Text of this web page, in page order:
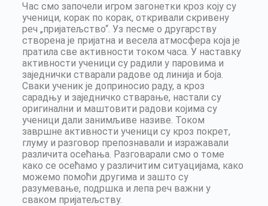
Час смо започели игром загонетки кроз коју су
ученици, корак по корак, откривали скривену
реч „пријатељство“. Уз песме о другарству
створена је пријатна и весела атмосфера која је
пратила све активности током часа. У наставку
активности ученици су радили у паровима и
заједнички стварали радове од линија и боја.
Сваки ученик је доприносио раду, а кроз
сарадњу и заједничко стварање, настали су
оригинални и маштовити радови којима су
ученици дали занимљиве називе. Током
завршне активности ученици су кроз покрет,
глуму и разговор препознавали и изражавали
различита осећања. Разговарали смо о томе
како се осећамо у различитим ситуацијама, како
можемо помоћи другима и зашто су
разумевање, подршка и лепа реч важни у
сваком пријатељству.